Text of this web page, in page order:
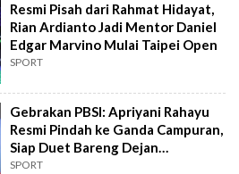
Resmi Pisah dari Rahmat Hidayat,
Rian Ardianto Jadi Mentor Daniel
Edgar Marvino Mulai Taipei Open
SPORT
Gebrakan PBSI: Apriyani Rahayu
Resmi Pindah ke Ganda Campuran,
Siap Duet Bareng Dejan
Ferdinansyah
SPORT